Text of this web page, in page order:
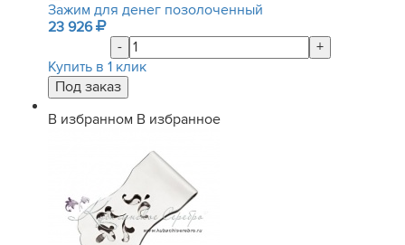
Зажим для денег позолоченный
23 926
-
+
Купить в 1 клик
В избранном В избранное